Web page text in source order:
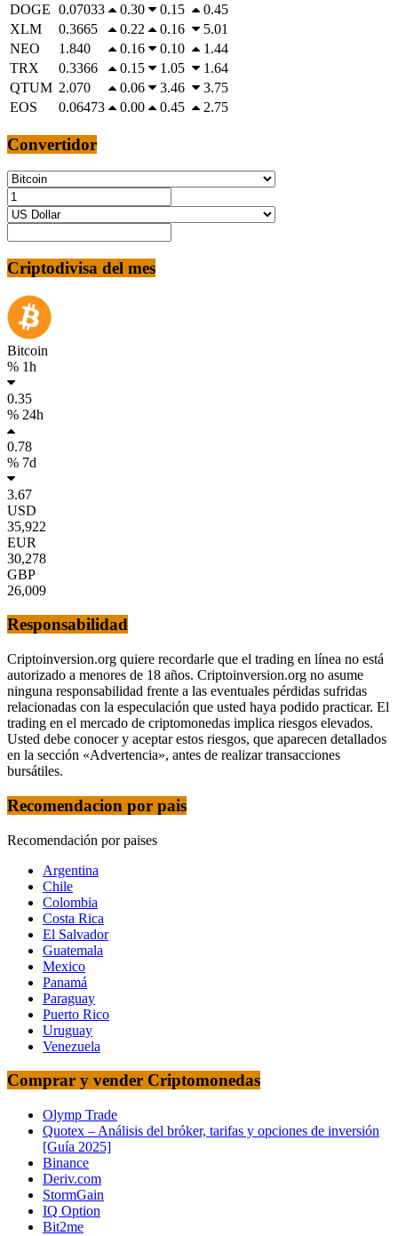
DOGE 0.07033 0.30 0.15
0.45
XLM
0.3665 0.22 0.16
5.01
NEO
1.840 0.16 0.10
1.44
TRX
0.3366 0.15 1.05
1.64
QTUM 2.070 0.06 3.46
3.75
EOS
0.06473 0.00 0.45 2.75
Convertidor
Criptodivisa del mes
Bitcoin
% 1h
0.35
% 24h
0.78
% 7d
3.67
USD
35,922
EUR
30,278
GBP
26,009
Responsabilidad
Criptoinversion.org quiere recordarle que el trading en línea no está
autorizado a menores de 18 años. Criptoinversion.org no asume
ninguna responsabilidad frente a las eventuales pérdidas sufridas
relacionadas con la especulación que usted haya podido practicar. El
trading en el mercado de criptomonedas implica riesgos elevados.
Usted debe conocer y aceptar estos riesgos, que aparecen detallados
en la sección «Advertencia», antes de realizar transacciones
bursátiles.
Recomendacion por pais
Recomendación por paises
Argentina
Chile
Colombia
Costa Rica
El Salvador
Guatemala
Mexico
Panamá
Paraguay
Puerto Rico
Uruguay
Venezuela
Comprar y vender Criptomonedas
Olymp Trade
Quotex – Análisis del bróker, tarifas y opciones de inversión
[Guía 2025]
Binance
Deriv.com
StormGain
IQ Option
Bit2me